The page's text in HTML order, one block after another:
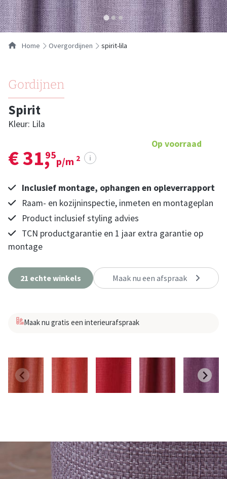
Home overgordijnen spirit-lila
Gordijnen
Spirit
Kleur: Lila
€ 31,
95
p/m 2 i
Op voorraad
Inclusief montage, ophangen en opleverrapport
Raam- en kozijninspectie, inmeten en montageplan
Product inclusief styling advies
TCN productgarantie en 1 jaar extra garantie op
montage
21 echte winkels Maak nu een afspraak
Maak nu gratis een interieurafspraak